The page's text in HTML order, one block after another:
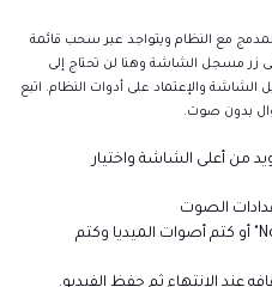
مع النظام ويتواجد عبر سحب قائمة
زر مسجل الشاشة وهنا لن تحتاج إلى
والإعتماد على أدوات النظام. اتبع
بدون صوت.
من أعلى الشاشة واختيار
الصوت
اختار كتم الصوت من زر "No Sound" أو كتم أصوات الميديا وكتم
عند الإنتهاء ثم حفظ الفيديو.